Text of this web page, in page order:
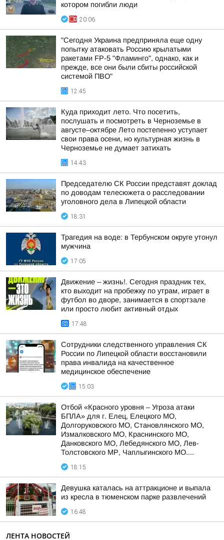
котором погибли люди
20:06
"Сегодня Украина предприняла еще одну
попытку атаковать Россию крылатыми
ракетами FP-5 "Фламинго", однако, как и
прежде, все они были сбиты российской
системой ПВО"
12:45
Куда приходит лето. Что посетить,
послушать и посмотреть в Черноземье в
августе–октябре Лето постепенно уступает
свои права осени, но культурная жизнь в
Черноземье не думает затихать
14:43
Председателю СК России представят доклад
по доводам телесюжета о расследовании
уголовного дела в Липецкой области
18:31
Трагедия на воде: в Тербунском округе утонул
мужчина
17:05
Движение – жизнь!. Сегодня праздник тех,
кто выходит на пробежку по утрам, играет в
футбол во дворе, занимается в спортзале
или просто любит активный отдых
17:48
Сотрудники следственного управления СК
России по Липецкой области восстановили
права инвалида на качественное
медицинское обеспечение
15:03
Отбой «Красного уровня – Угроза атаки
БПЛА» для г. Елец, Елецкого МО,
Долгоруковского МО, Становлянского МО,
Измалковского МО, Краснинского МО,
Данковского МО, Лебедянского МО, Лев-
Толстовского МР, Чаплыгинского МО....
18:15
Девушка каталась на аттракционе и выпала
из кресла в тюменском парке развлечений
16:48
ЛЕНТА НОВОСТЕЙ